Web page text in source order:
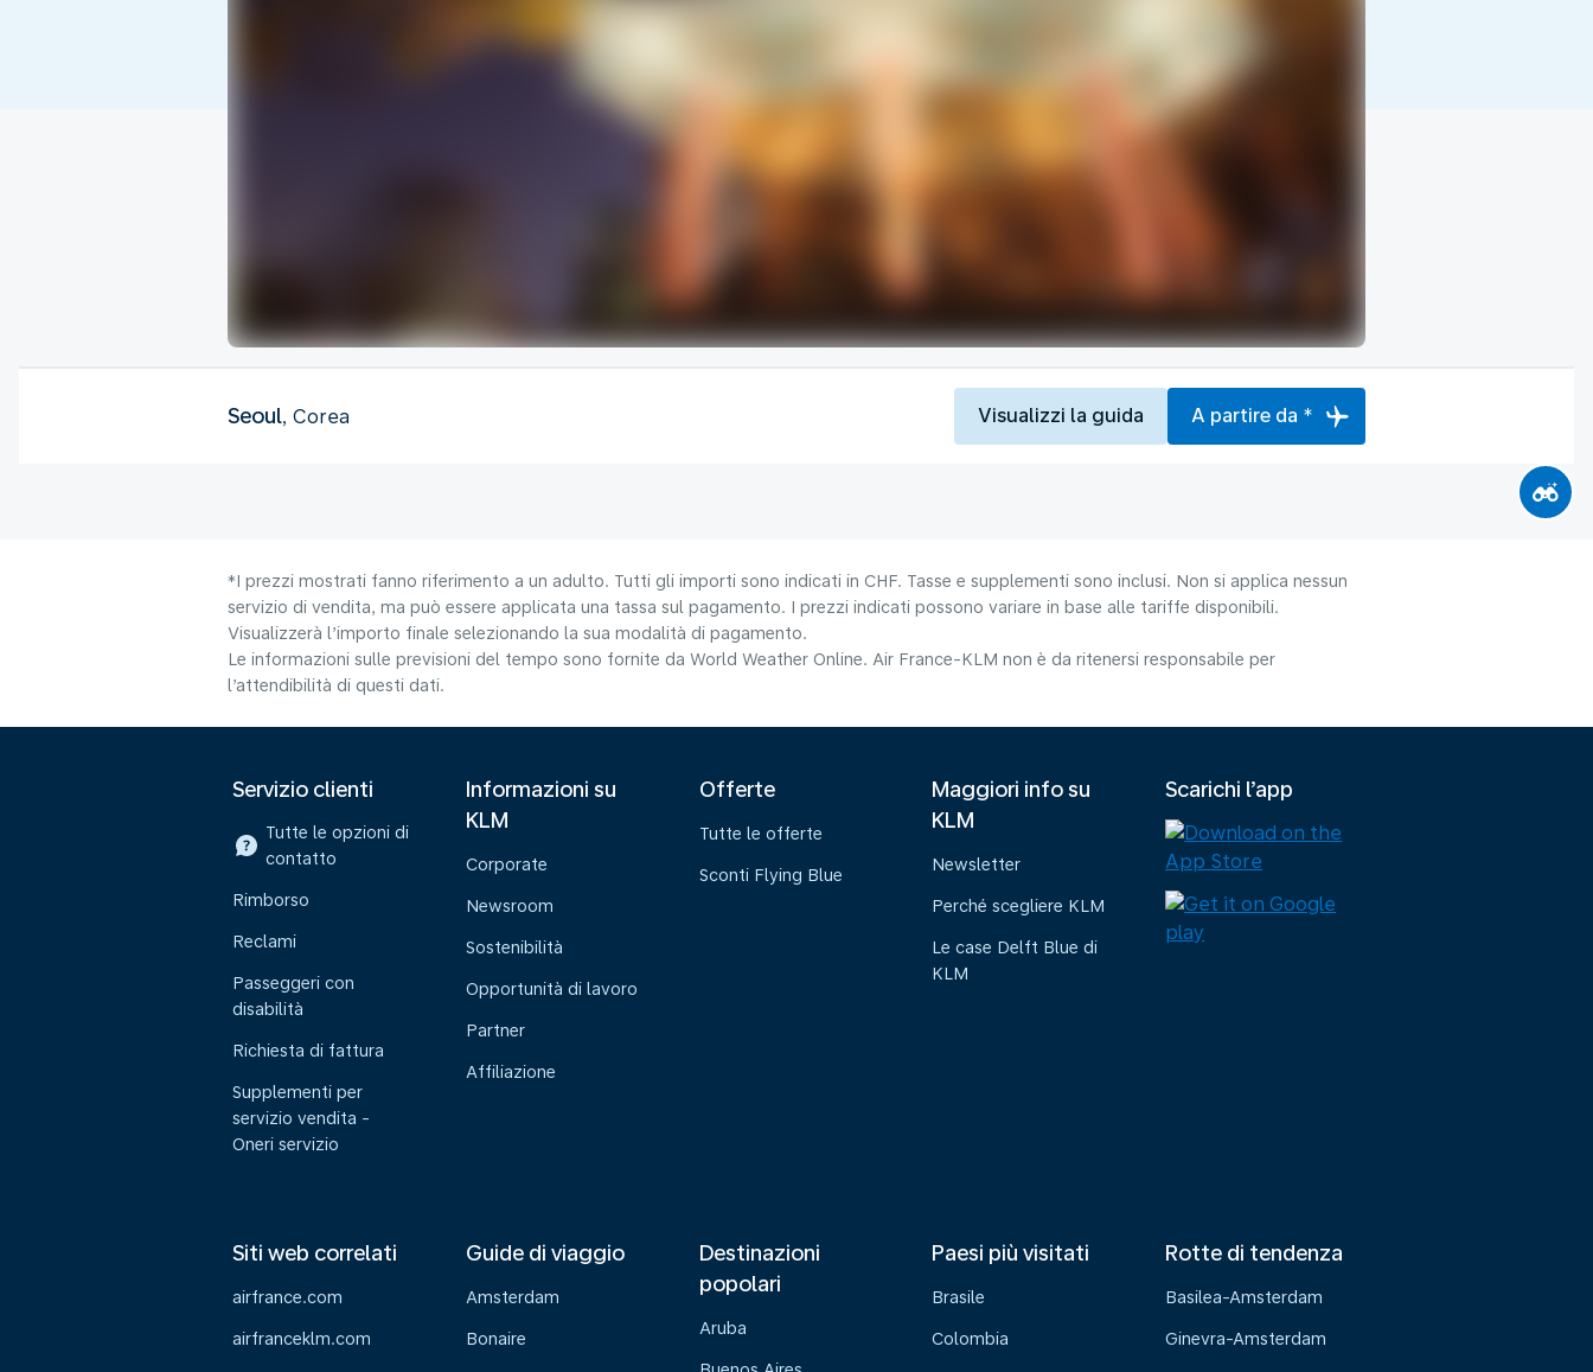
Seoul, Corea Visualizzi la guida A partire da *
*I prezzi mostrati fanno riferimento a un adulto. Tutti gli importi sono indicati in CHF. Tasse e supplementi sono inclusi. Non si applica nessun
servizio di vendita, ma può essere applicata una tassa sul pagamento. I prezzi indicati possono variare in base alle tariffe disponibili.
Visualizzerà l’importo finale selezionando la sua modalità di pagamento.
Le informazioni sulle previsioni del tempo sono fornite da World Weather Online. Air France-KLM non è da ritenersi responsabile per
l’attendibilità di questi dati.
Servizio clienti
Tutte le opzioni di
contatto
Rimborso
Reclami
Passeggeri con
disabilità
Richiesta di fattura
Supplementi per
servizio vendita -
Oneri servizio
Informazioni su
KLM
Corporate
Newsroom
Sostenibilità
Opportunità di lavoro
Partner
Affiliazione
Offerte
Tutte le offerte
Sconti Flying Blue
Maggiori info su
KLM
Newsletter
Perché scegliere KLM
Le case Delft Blue di
KLM
Scarichi l’app
Siti web correlati
airfrance.com
airfranceklm.com
Guide di viaggio
Amsterdam
Bonaire
Destinazioni
popolari
Aruba
Paesi più visitati
Brasile
Colombia
Rotte di tendenza
Basilea-Amsterdam
Ginevra-Amsterdam